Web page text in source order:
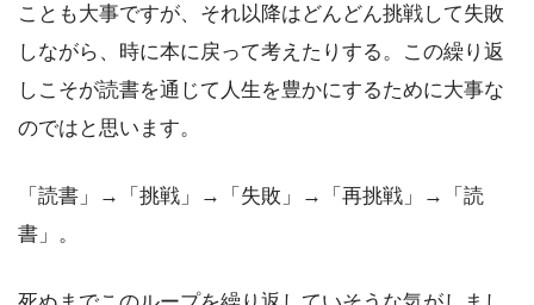
ことも大事ですが、それ以降はどんどん挑戦して失敗
しながら、時に本に戻って考えたりする。この繰り返
しこそが読書を通じて人生を豊かにするために大事な
のではと思います。
「読書」→「挑戦」→「失敗」→「再挑戦」→「読
書」。